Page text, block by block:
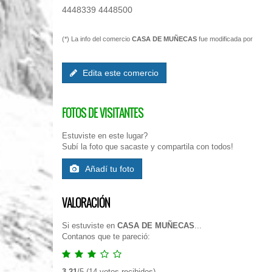
4448339 4448500
(*) La info del comercio CASA DE MUÑECAS fue modificada por
Edita este comercio
FOTOS DE VISITANTES
Estuviste en este lugar?
Subí la foto que sacaste y compartila con todos!
Añadí tu foto
VALORACIÓN
Si estuviste en CASA DE MUÑECAS...
Contanos que te pareció: